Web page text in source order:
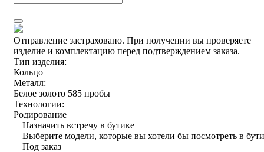
Отправление застраховано. При получении вы проверяете
изделие и комплектацию перед подтверждением заказа.
Тип изделия:
Кольцо
Металл:
Белое золото 585 пробы
Технологии:
Родирование
Назначить встречу в бутике
Выберите модели, которые вы хотели бы посмотреть в
Под заказ